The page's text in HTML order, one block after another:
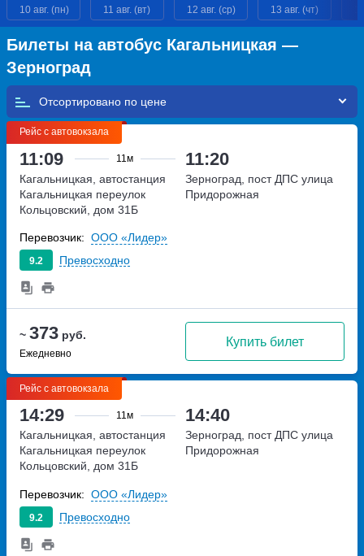
10 авг. (пн)
11 авг. (вт)
12 авг. (ср)
13 авг. (чт)
Билеты на автобус Кагальницкая —
Зерноград
Отсортировано по
Рейс с автовокзала
11:09 11м 11:20
~ 373 руб.
Ежедневно
Купить билет
Кагальницкая, автостанция
Кагальницкая переулок
Кольцовский, дом 31Б
Зерноград, пост ДПС улица
Придорожная
9.2 Превосходно
Перевозчик: ООО «Лидер»
Рейс с автовокзала
14:29 11м 14:40
Кагальницкая, автостанция
Кагальницкая переулок
Кольцовский, дом 31Б
Зерноград, пост ДПС улица
Придорожная
9.2 Превосходно
Перевозчик: ООО «Лидер»